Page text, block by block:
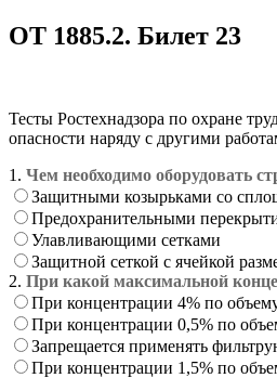
ОТ 1885.2. Билет 23
Тесты Ростехнадзора по охране
опасности наряду с другими
1. Чем необходимо оборудовать
Защитными козырьками со
Предохранительными
Улавливающими сетками
Защитной сеткой с ячейкой
2. При какой максимальной
При концентрации 4% по
При концентрации 0,5% по
Запрещается применять
При концентрации 1,5% по